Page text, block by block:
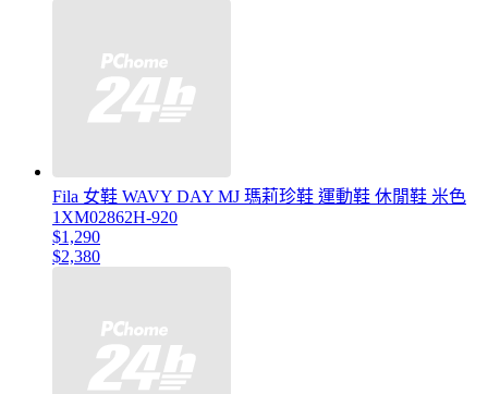
Fila 女鞋 WAVY DAY MJ 瑪莉珍鞋 運動鞋 休閒鞋 米色
1XM02862H-920
$1,290
$2,380